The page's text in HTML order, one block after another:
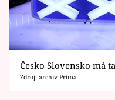
Sledujte prima+
Filmový festival
Pořady
Česko Slovensko má
Zdroj: archiv Prima